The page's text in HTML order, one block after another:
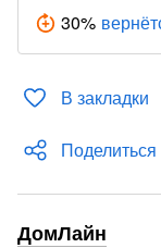
30%
В закладки
Поделиться
ДомЛайн